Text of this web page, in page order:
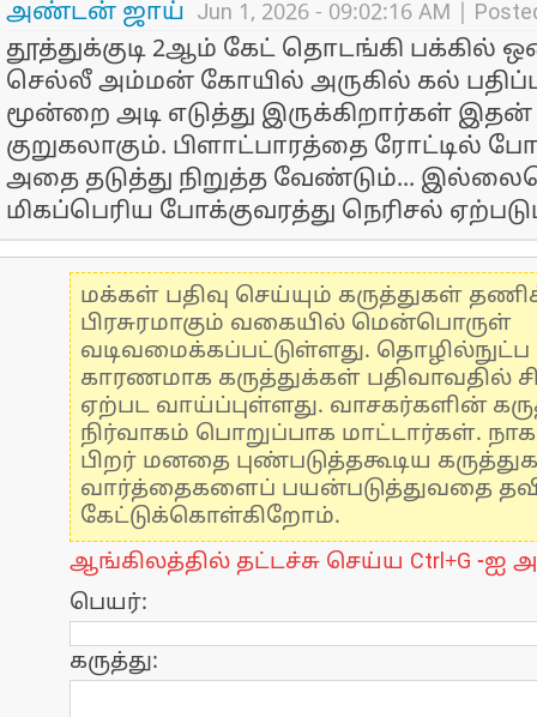
அண்டன் ஜாய் Jun 1, 2026 - 09:02:16 AM |
தூத்துக்குடி 2ஆம் கேட் தொடங்கி பக்கில்
செல்லீ அம்மன் கோயில் அருகில் கல்
மூன்றை அடி எடுத்து இருக்கிறார்கள் இதன்
குறுகலாகும். பிளாட்பாரத்தை ரோட்டில்
அதை தடுத்து நிறுத்த வேண்டும்...‌
மிகப்பெரிய போக்குவரத்து நெரிசல்
மக்கள் பதிவு செய்யும் கருத்துகள்
பிரசுரமாகும் வகையில் மென்பொருள்
வடிவமைக்கப்பட்டுள்ளது.
காரணமாக கருத்துக்கள் பதிவாவதில்
ஏற்பட வாய்ப்புள்ளது. வாசகர்களின்
நிர்வாகம் பொறுப்பாக மாட்டார்கள்.
பிறர் மனதை புண்படுத்தகூடிய
வார்த்தைகளைப் பயன்படுத்துவதை
கேட்டுக்கொள்கிறோம்.
ஆங்கிலத்தில் தட்டச்சு செய்ய Ctrl+G -ஐ
பெயர்:
கருத்து: